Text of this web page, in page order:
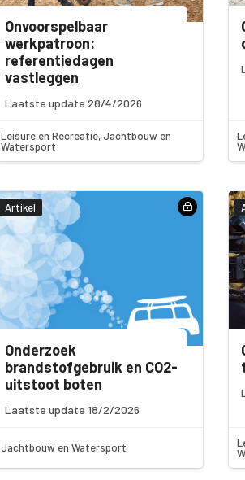
Onvoorspelbaar
werkpatroon:
referentiedagen
vastleggen
Laatste update 28/4/2026
Leisure en Recreatie, Jachtbouw en
Watersport
Artikel
Onderzoek
brandstofgebruik en CO2-
uitstoot boten
Laatste update 18/2/2026
Jachtbouw en Watersport